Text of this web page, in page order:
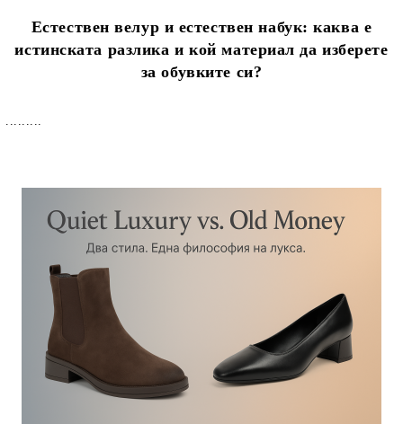
Естествен велур и естествен набук: каква е
истинската разлика и кой материал да изберете
за обувките си?